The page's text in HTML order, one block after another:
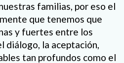
familias, por eso el
que tenemos que
y fuertes entre los
diálogo, la aceptación,
tan profundos como el